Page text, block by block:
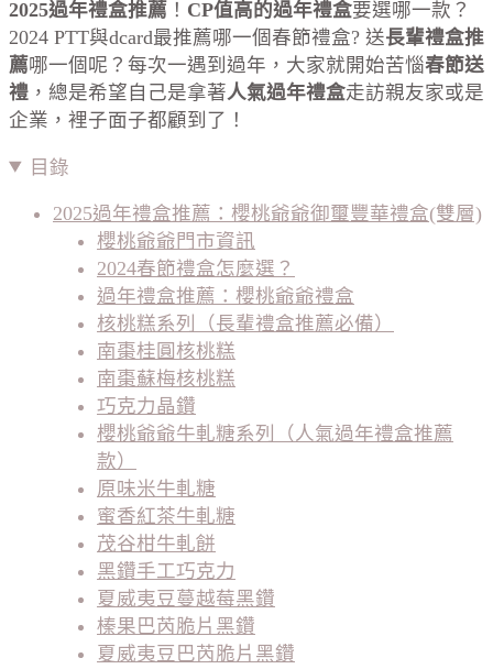
2025過年禮盒推薦 ！ CP值高的過年禮盒要選哪一款？
2024 PTT與dcard最推薦哪一個春節禮盒? 送長輩禮盒推
薦哪一個呢？每次一遇到過年，大家就開始苦惱春節送
禮 ，總是希望自己是拿著人氣過年禮盒走訪親友家或是
企業，裡子面子都顧到了！
目錄
2025過年禮盒推薦：櫻桃爺爺御璽豐華禮盒(雙層)
櫻桃爺爺門市資訊
2024春節禮盒怎麼選？
過年禮盒推薦：櫻桃爺爺禮盒
核桃糕系列（長輩禮盒推薦必備）
南棗桂圓核桃糕
南棗蘇梅核桃糕
巧克力晶鑽
櫻桃爺爺牛軋糖系列（人氣過年禮盒推薦
款）
原味米牛軋糖
蜜香紅茶牛軋糖
茂谷柑牛軋餅
黑鑽手工巧克力
夏威夷豆蔓越莓黑鑽
榛果巴芮脆片黑鑽
夏威夷豆巴芮脆片黑鑽